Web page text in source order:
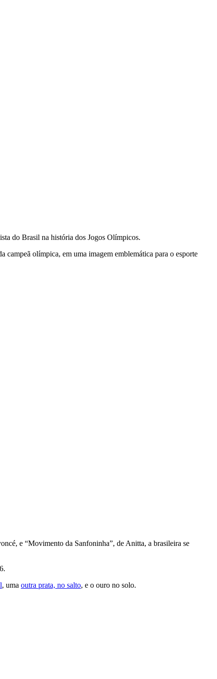
do Brasil na história dos Jogos Olímpicos.
campeã olímpica, em uma imagem emblemática para o esporte
e “Movimento da Sanfoninha”, de Anitta, a brasileira se
, uma outra prata, no salto, e o ouro no solo.